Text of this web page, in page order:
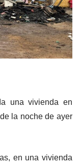
una vivienda en
la noche de ayer
en una vivienda